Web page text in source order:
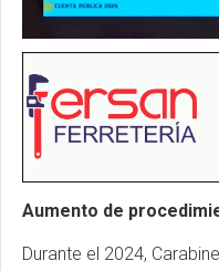
Aumento de
Durante el 2024,